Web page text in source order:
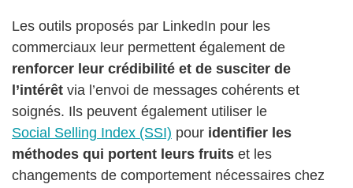
Les outils proposés par LinkedIn pour les
commerciaux leur permettent également de
renforcer leur crédibilité et de susciter de
l’intérêt via l’envoi de messages cohérents et
soignés. Ils peuvent également utiliser le
Social Selling Index (SSI) pour identifier les
méthodes qui portent leurs fruits et les
changements de comportement nécessaires chez